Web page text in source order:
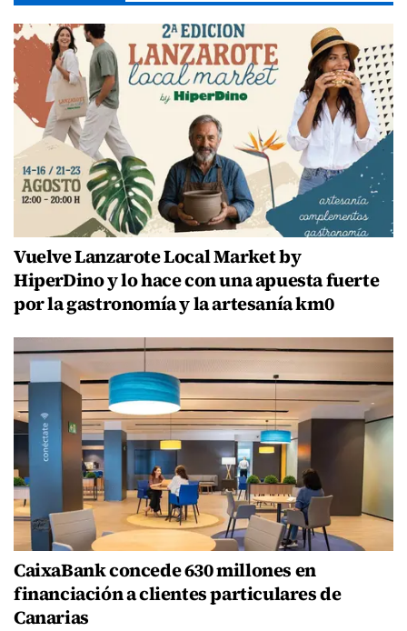
Vuelve Lanzarote Local Market by
HiperDino y lo hace con una apuesta fuerte
por la gastronomía y la artesanía km0
CaixaBank concede 630 millones en
financiación a clientes particulares de
Canarias